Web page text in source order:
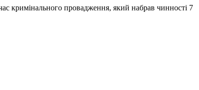
кримінального провадження, який набрав чинності 7